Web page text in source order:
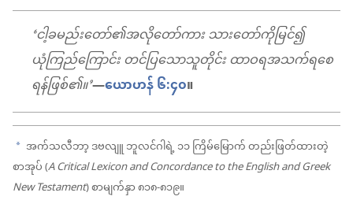
‘ငါ့ခမည်းတော်၏အလိုတော်ကား သားတော်ကိုမြင်၍
ယုံကြည်ကြောင်း တင်ပြသောသူတိုင်း ထာဝရအသက်ရစေ
ရန်ဖြစ်၏။’—ယောဟန် ၆:၄၀။
a အက်သလီဘာ့ ဒဗလျူ ဘူလင်ဂါရဲ့ ၁၁ ကြိမ်မြောက် တည်းဖြတ်ထားတဲ့
စာအုပ် (A Critical Lexicon and Concordance to the English and Greek
New Testament) စာမျက်နှာ ၈၁၈-၈၁၉။